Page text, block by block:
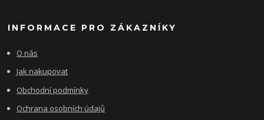
INFORMACE PRO ZÁKAZNÍKY
O nás
Jak nakupovat
Obchodní podmínky
Ochrana osobních údajů